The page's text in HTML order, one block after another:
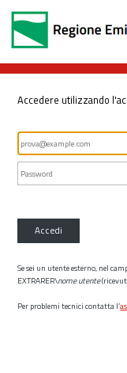
Accedere utilizzando
Accedi
Se sei un utente esterno, nel
EXTRARER\nome utente
Per problemi tecnici contatta l’